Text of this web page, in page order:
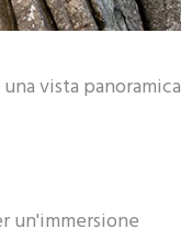
vista panoramica
un'immersione